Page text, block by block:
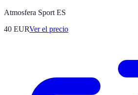
Atmosfera Sport ES
40 EURVer el precio